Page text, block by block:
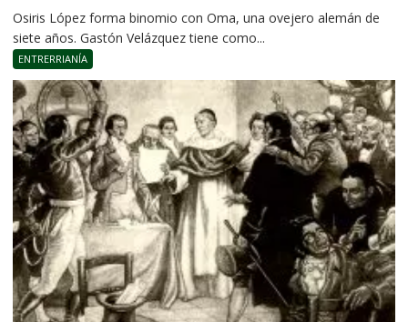
Osiris López forma binomio con Oma, una ovejero alemán de
siete años. Gastón Velázquez tiene como...
ENTRERRIANÍA